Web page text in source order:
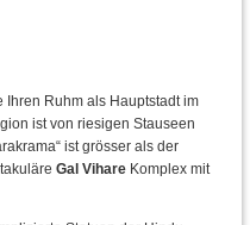
Ruhm als Hauptstadt im
ist von riesigen Stauseen
ist grösser als der
Gal Vihare Komplex mit